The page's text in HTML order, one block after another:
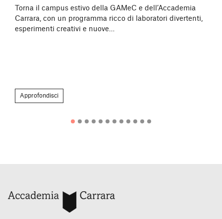
Torna il campus estivo della GAMeC e dell’Accademia
Carrara, con un programma ricco di laboratori divertenti,
esperimenti creativi e nuove…
Approfondisci